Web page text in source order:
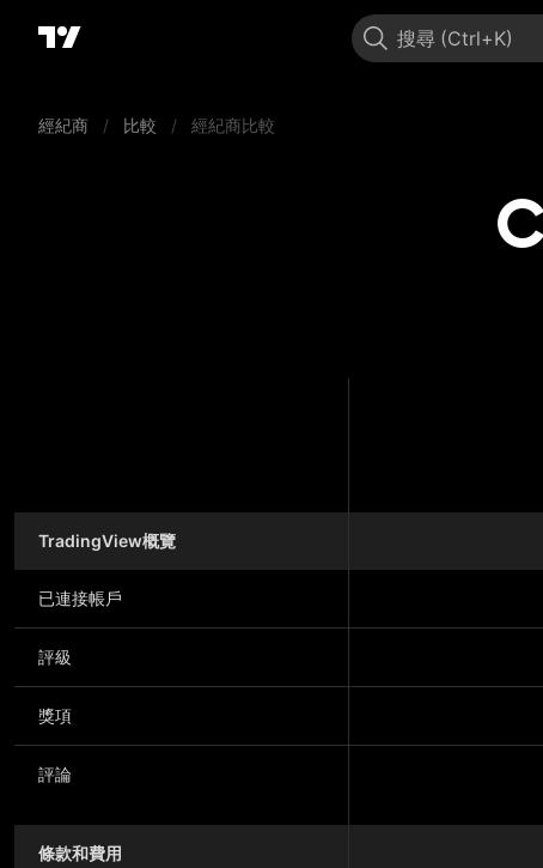
搜尋
經紀商 / 比較 / 經紀商比較
TradingView概覽
已連接帳戶
評級
獎項
評論
條款和費用